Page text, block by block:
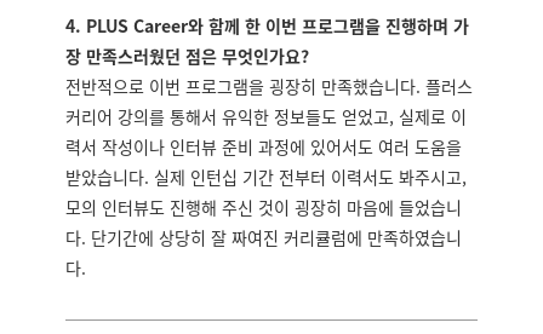
4. PLUS Career와 함께 한 이번 프로그램을 진행하며 가
장 만족스러웠던 점은 무엇인가요?
전반적으로 이번 프로그램을 굉장히 만족했습니다. 플러스
커리어 강의를 통해서 유익한 정보들도 얻었고, 실제로 이
력서 작성이나 인터뷰 준비 과정에 있어서도 여러 도움을
받았습니다. 실제 인턴십 기간 전부터 이력서도 봐주시고,
모의 인터뷰도 진행해 주신 것이 굉장히 마음에 들었습니
다. 단기간에 상당히 잘 짜여진 커리큘럼에 만족하였습니
다.